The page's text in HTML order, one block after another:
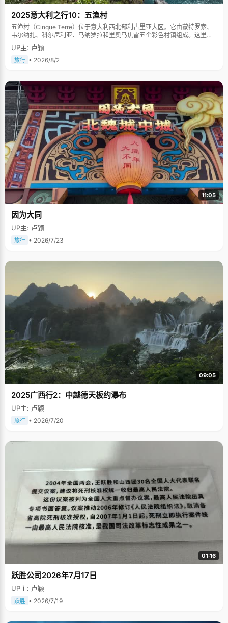
2025意大利之行10：五渔村
五渔村（Cinque Terre）位于意大利西北部利古里亚大区。它由蒙特罗索、
韦尔纳扎、科尔尼利亚、马纳罗拉和里奥马焦雷五个彩色村镇组成。这里依
山傍海，房屋色彩斑斓，1997年被列为世界文化遗产。
UP主: 卢颖
旅行 • 2026/8/2
11:05
因为大同
UP主: 卢颖
旅行 • 2026/7/23
09:05
2025广西行2：中越德天板约瀑布
UP主: 卢颖
旅行 • 2026/7/20
01:16
跃胜公司2026年7月17日
UP主: 卢颖
跃胜 • 2026/7/19